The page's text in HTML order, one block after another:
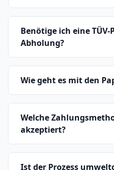
Benötige ich eine
Abholung?
Wie geht es mit den
Welche
akzeptiert?
Ist der Prozess